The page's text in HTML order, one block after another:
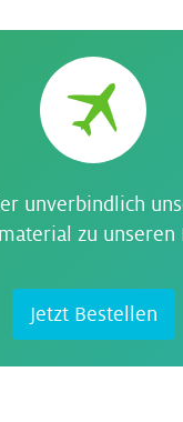
unverbindlich
zu unseren
Jetzt Bestellen